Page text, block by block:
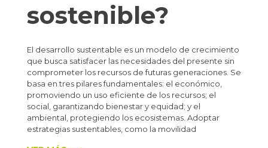
sostenible?
El desarrollo sustentable es un modelo de crecimiento
que busca satisfacer las necesidades del presente sin
comprometer los recursos de futuras generaciones. Se
basa en tres pilares fundamentales: el económico,
promoviendo un uso eficiente de los recursos; el
social, garantizando bienestar y equidad; y el
ambiental, protegiendo los ecosistemas. Adoptar
estrategias sustentables, como la movilidad